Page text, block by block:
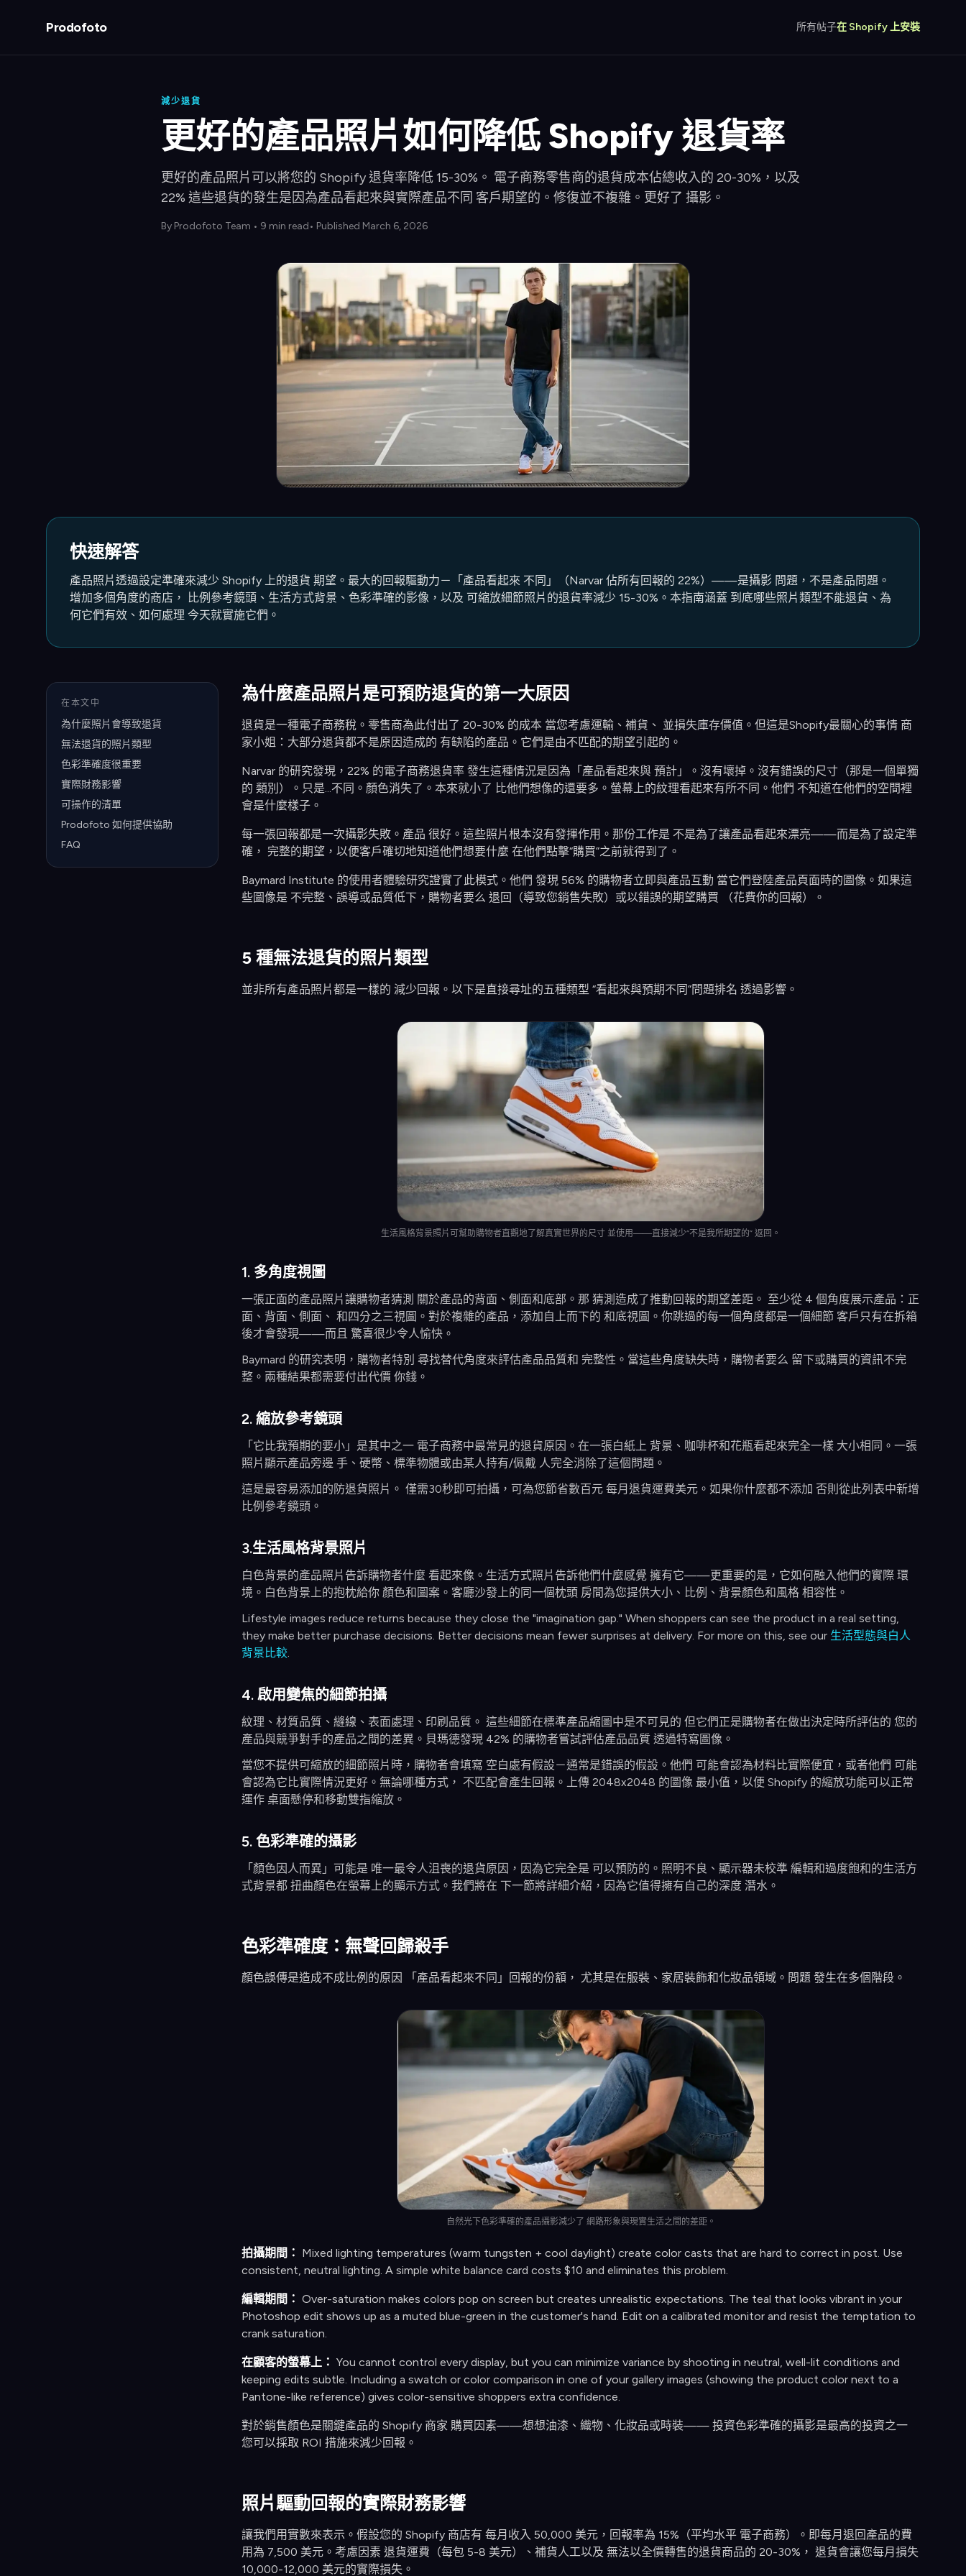
Prodofoto 所有帖子在 Shopify 上安裝
減少退貨
更好的產品照片如何降低 Shopify 退貨率
更好的產品照片可以將您的 Shopify 退貨率降低 15-30%。 電子商務零售商的退貨成本佔總收入的 20-30%，以及
22% 這些退貨的發生是因為產品看起來與實際產品不同 客戶期望的。修復並不複雜。更好了 攝影。
By Prodofoto Team • 9 min read• Published March 6, 2026
快速解答
產品照片透過設定準確來減少 Shopify 上的退貨 期望。最大的回報驅動力－「產品看起來 不同」（Narvar 佔所有回報的 22%）——是攝影 問題，不是產品問題。
增加多個角度的商店， 比例參考鏡頭、生活方式背景、色彩準確的影像，以及 可縮放細節照片的退貨率減少 15-30%。本指南涵蓋 到底哪些照片類型不能退貨、為
何它們有效、如何處理 今天就實施它們。
在本文中
為什麼照片會導致退貨
無法退貨的照片類型
色彩準確度很重要
實際財務影響
可操作的清單
Prodofoto 如何提供協助
FAQ
為什麼產品照片是可預防退貨的第一大原因
退貨是一種電子商務稅。零售商為此付出了 20-30% 的成本 當您考慮運輸、補貨、 並損失庫存價值。但這是Shopify最關心的事情 商
家小姐：大部分退貨都不是原因造成的 有缺陷的產品。它們是由不匹配的期望引起的。
Narvar 的研究發現，22% 的電子商務退貨率 發生這種情況是因為「產品看起來與 預計」。沒有壞掉。沒有錯誤的尺寸（那是一個單獨
的 類別）。只是...不同。顏色消失了。本來就小了 比他們想像的還要多。螢幕上的紋理看起來有所不同。他們 不知道在他們的空間裡
會是什麼樣子。
每一張回報都是一次攝影失敗。產品 很好。這些照片根本沒有發揮作用。那份工作是 不是為了讓產品看起來漂亮——而是為了設定準
確， 完整的期望，以便客戶確切地知道他們想要什麼 在他們點擊“購買”之前就得到了。
Baymard Institute 的使用者體驗研究證實了此模式。他們 發現 56% 的購物者立即與產品互動 當它們登陸產品頁面時的圖像。如果這
些圖像是 不完整、誤導或品質低下，購物者要么 退回（導致您銷售失敗）或以錯誤的期望購買 （花費你的回報）。
5 種無法退貨的照片類型
並非所有產品照片都是一樣的 減少回報。以下是直接尋址的五種類型 “看起來與預期不同”問題排名 透過影響。
生活風格背景照片可幫助購物者直觀地了解真實世界的尺寸 並使用——直接減少“不是我所期望的” 返回。
1. 多角度視圖
一張正面的產品照片讓購物者猜測 關於產品的背面、側面和底部。那 猜測造成了推動回報的期望差距。 至少從 4 個角度展示產品：正
面、背面、側面、 和四分之三視圖。對於複雜的產品，添加自上而下的 和底視圖。你跳過的每一個角度都是一個細節 客戶只有在拆箱
後才會發現——而且 驚喜很少令人愉快。
Baymard 的研究表明，購物者特別 尋找替代角度來評估產品品質和 完整性。當這些角度缺失時，購物者要么 留下或購買的資訊不完
整。兩種結果都需要付出代價 你錢。
2. 縮放參考鏡頭
「它比我預期的要小」是其中之一 電子商務中最常見的退貨原因。在一張白紙上 背景、咖啡杯和花瓶看起來完全一樣 大小相同。一張
照片顯示產品旁邊 手、硬幣、標準物體或由某人持有/佩戴 人完全消除了這個問題。
這是最容易添加的防退貨照片。 僅需30秒即可拍攝，可為您節省數百元 每月退貨運費美元。如果你什麼都不添加 否則從此列表中新增
比例參考鏡頭。
3.生活風格背景照片
白色背景的產品照片告訴購物者什麼 看起來像。生活方式照片告訴他們什麼感覺 擁有它——更重要的是，它如何融入他們的實際 環
境。白色背景上的抱枕給你 顏色和圖案。客廳沙發上的同一個枕頭 房間為您提供大小、比例、背景顏色和風格 相容性。
Lifestyle images reduce returns because they close the "imagination gap." When shoppers can see the product in a real setting,
they make better purchase decisions. Better decisions mean fewer surprises at delivery. For more on this, see our 生活型態與白人
背景比較.
4. 啟用變焦的細節拍攝
紋理、材質品質、縫線、表面處理、印刷品質。 這些細節在標準產品縮圖中是不可見的 但它們正是購物者在做出決定時所評估的 您的
產品與競爭對手的產品之間的差異。貝瑪德發現 42% 的購物者嘗試評估產品品質 透過特寫圖像。
當您不提供可縮放的細節照片時，購物者會填寫 空白處有假設－通常是錯誤的假設。他們 可能會認為材料比實際便宜，或者他們 可能
會認為它比實際情況更好。無論哪種方式， 不匹配會產生回報。上傳 2048x2048 的圖像 最小值，以便 Shopify 的縮放功能可以正常
運作 桌面懸停和移動雙指縮放。
5. 色彩準確的攝影
「顏色因人而異」可能是 唯一最令人沮喪的退貨原因，因為它完全是 可以預防的。照明不良、顯示器未校準 編輯和過度飽和的生活方
式背景都 扭曲顏色在螢幕上的顯示方式。我們將在 下一節將詳細介紹，因為它值得擁有自己的深度 潛水。
色彩準確度：無聲回歸殺手
顏色誤傳是造成不成比例的原因 「產品看起來不同」回報的份額， 尤其是在服裝、家居裝飾和化妝品領域。問題 發生在多個階段。
自然光下色彩準確的產品攝影減少了 網路形象與現實生活之間的差距。
拍攝期間： Mixed lighting temperatures (warm tungsten + cool daylight) create color casts that are hard to correct in post. Use
consistent, neutral lighting. A simple white balance card costs $10 and eliminates this problem.
編輯期間： Over-saturation makes colors pop on screen but creates unrealistic expectations. The teal that looks vibrant in your
Photoshop edit shows up as a muted blue-green in the customer's hand. Edit on a calibrated monitor and resist the temptation to
crank saturation.
在顧客的螢幕上： You cannot control every display, but you can minimize variance by shooting in neutral, well-lit conditions and
keeping edits subtle. Including a swatch or color comparison in one of your gallery images (showing the product color next to a
Pantone-like reference) gives color-sensitive shoppers extra confidence.
對於銷售顏色是關鍵產品的 Shopify 商家 購買因素——想想油漆、織物、化妝品或時裝—— 投資色彩準確的攝影是最高的投資之一
您可以採取 ROI 措施來減少回報。
照片驅動回報的實際財務影響
讓我們用實數來表示。假設您的 Shopify 商店有 每月收入 50,000 美元，回報率為 15%（平均水平 電子商務）。即每月退回產品的費
用為 7,500 美元。考慮因素 退貨運費（每包 5-8 美元）、補貨人工以及 無法以全價轉售的退貨商品的 20-30%， 退貨會讓您每月損失
10,000-12,000 美元的實際損失。